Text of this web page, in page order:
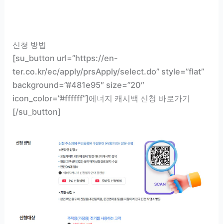
신청 방법
[su_button url=”https://en-
ter.co.kr/ec/apply/prsApply/select.do” style=”flat”
background=”#481e95″ size=”20″
icon_color=”#ffffff”]에너지 캐시백 신청 바로가기
[/su_button]